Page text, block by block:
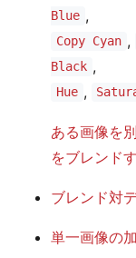
Blue ,
Copy Cyan ,
Black ,
Hue ,
ある画像を
をブレンド
ブレンド対
単一画像の